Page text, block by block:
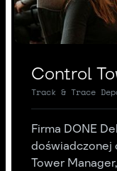
Control
Track & Trace
Firma DONE
doświadczonej
Tower